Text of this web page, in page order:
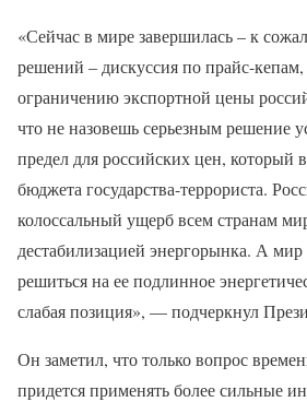
«Сейчас в мире завершилась – к
решений – дискуссия по прайс-кепам,
ограничению экспортной цены
что не назовешь серьезным решение
предел для российских цен, который
бюджета государства-террориста.
колоссальный ущерб всем странам
дестабилизацией энергорынка. А
решиться на ее подлинное
слабая позиция», — подчеркнул
Он заметил, что только вопрос
придется применять более сильные